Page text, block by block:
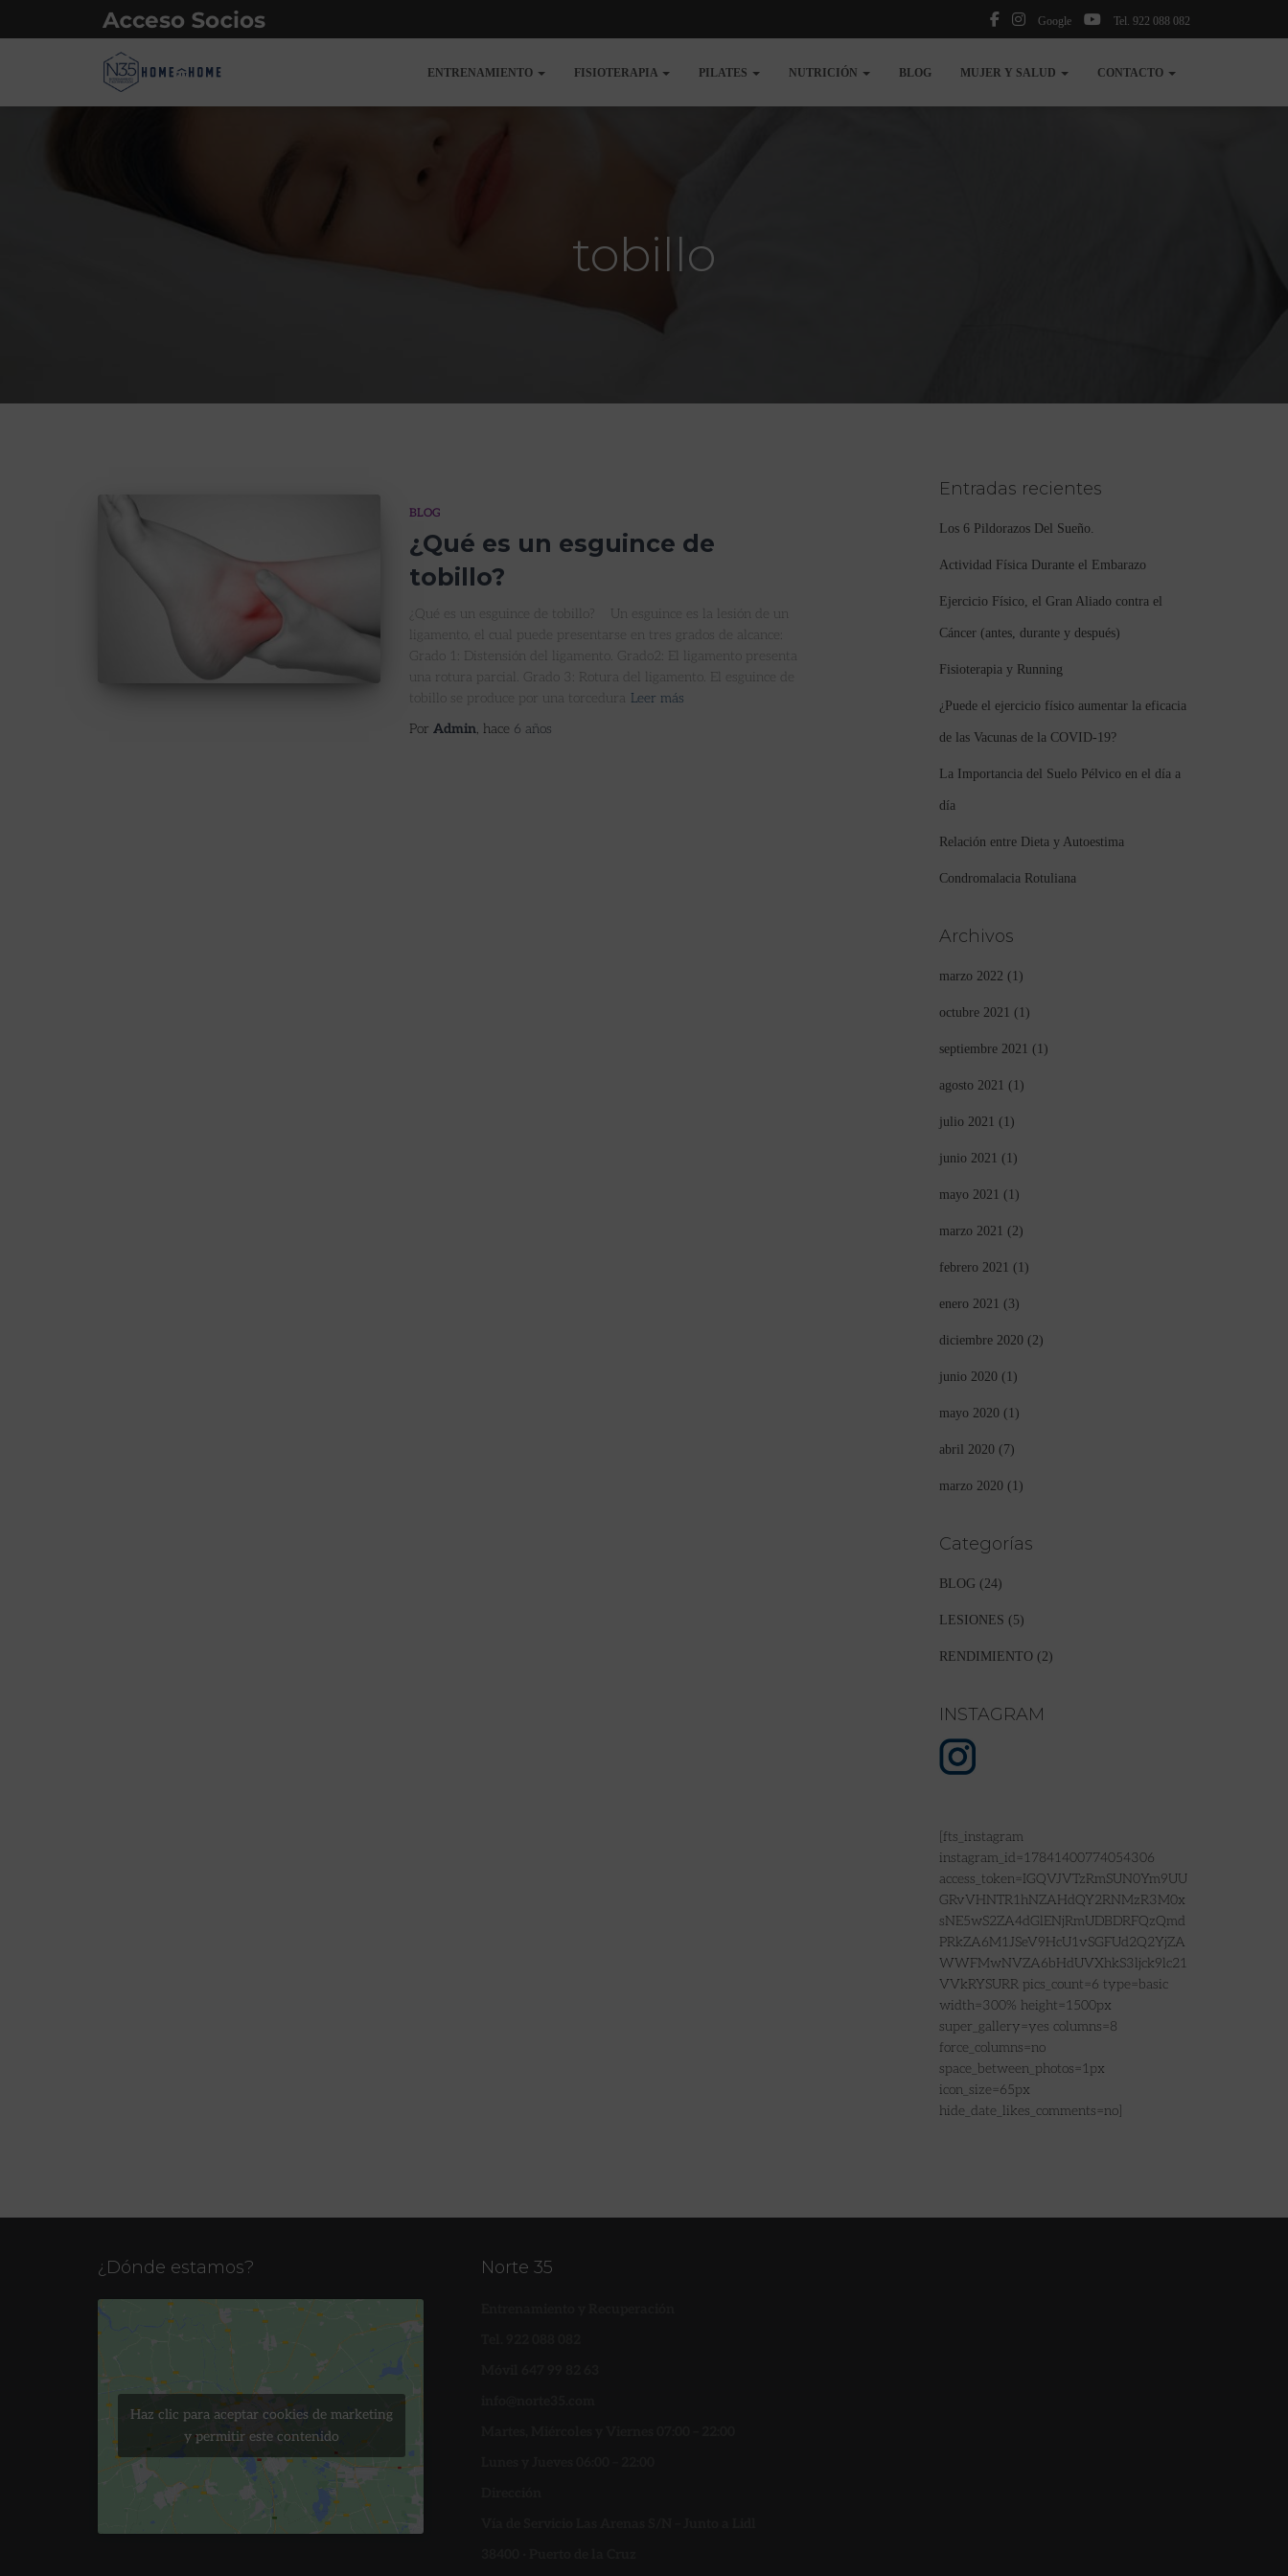
Google Tel. 922 088 082
ENTRENAMIENTO FISIOTERAPIA PILATES NUTRICIÓN BLOG MUJER Y SALUD CONTACTO
tobillo
BLOG
¿Qué es un esguince de
tobillo?
¿Qué es un esguince de tobillo? Un esguince es la lesión de un
ligamento, el cual puede presentarse en tres grados de alcance:
Grado 1: Distensión del ligamento. Grado2: El ligamento presenta
una rotura parcial. Grado 3: Rotura del ligamento. El esguince de
tobillo se produce por una torcedura Leer más
Por Admin, hace 6 años
Entradas recientes
Los 6 Pildorazos Del Sueño.
Actividad Física Durante el Embarazo
Ejercicio Físico, el Gran Aliado contra el
Cáncer (antes, durante y después)
Fisioterapia y Running
¿Puede el ejercicio físico aumentar la eficacia
de las Vacunas de la COVID-19?
La Importancia del Suelo Pélvico en el día a
día
Relación entre Dieta y Autoestima
Condromalacia Rotuliana
Archivos
marzo 2022 (1)
octubre 2021 (1)
septiembre 2021 (1)
agosto 2021 (1)
julio 2021 (1)
junio 2021 (1)
mayo 2021 (1)
marzo 2021 (2)
febrero 2021 (1)
enero 2021 (3)
diciembre 2020(2)
junio 2020(1)
mayo 2020(1)
abril 2020(7)
marzo 2020(1)
Categorías
BLOG (24)
LESIONES (5)
RENDIMIENTO(2)
INSTAGRAM
[fts_instagram
instagram_id=17841400774054306
access_token=IGQVJVTzRmSUN0Ym9UU
GRvVHNTR1hNZAHdQY2RNMzR3M0x
sNE5wS2ZA4dGlENjRmUDBDRFQzQmd
PRkZA6M1JSeV9HcU1vSGFUd2Q2YjZA
WWFMwNVZA6bHdUVXhkS3ljck9lc21
VVkRYSURR pics_count=6 type=basic
width=300% height=1500px
super_gallery=yes columns=8
force_columns=no
space_between_photos=1px
icon_size=65px
hide_date_likes_comments=no]
¿Dónde estamos?
Haz clic para aceptar cookies de marketing
y permitir este contenido
Norte 35